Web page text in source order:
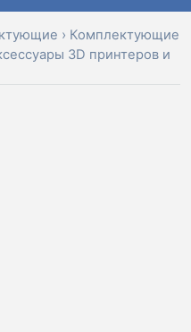
› Комплектующие
3D принтеров и